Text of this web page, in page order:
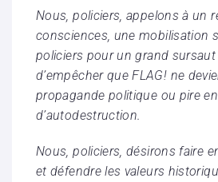
Nous, policiers, appelons à un
consciences, une mobilisation
policiers pour un grand
d’empêcher que FLAG! ne
propagande politique ou pire
d’autodestruction.
Nous, policiers, désirons faire
et défendre les valeurs